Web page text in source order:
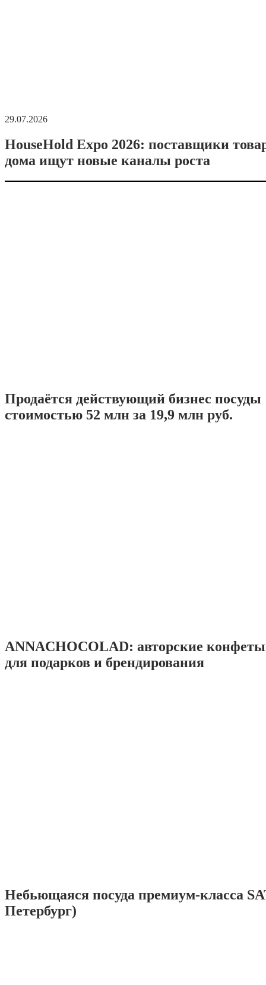
29.07.2026
HouseHold Expo 2026: поставщики
дома ищут новые каналы роста
Продаётся действующий бизнес посуды
стоимостью 52 млн за 19,9 млн руб.
ANNACHOCOLAD: авторские
для подарков и брендирования
Небьющаяся посуда премиум-класса
Петербург)